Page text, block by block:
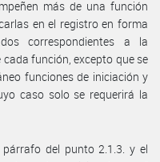
más de una función
en el registro en forma
correspondientes a la
cada función, excepto que se
funciones de iniciación y
caso solo se requerirá la
del punto 2.1.3. y el